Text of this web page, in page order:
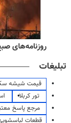
روزنامه‌های صبح
تبلیغات
قیمت شیشه
تور کربلا
مرجع پاسخ
قطعات